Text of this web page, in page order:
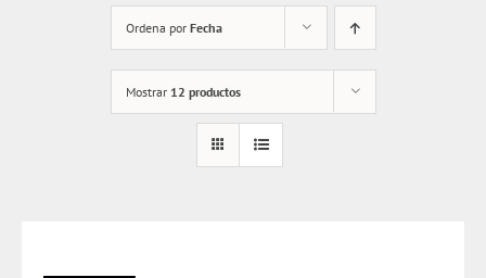
Ordena por Fecha
Mostrar 12 productos